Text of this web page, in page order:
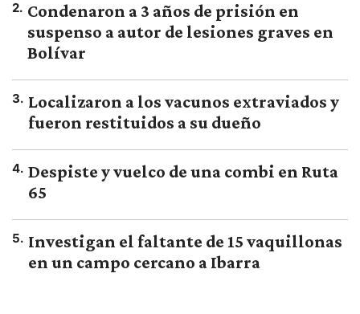
2. Condenaron a 3 años de prisión en
suspenso a autor de lesiones graves en
Bolívar
3. Localizaron a los vacunos extraviados y
fueron restituidos a su dueño
4. Despiste y vuelco de una combi en Ruta
65
5. Investigan el faltante de 15 vaquillonas
en un campo cercano a Ibarra